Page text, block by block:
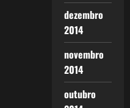
dezembro
2014
novembro
2014
outubro